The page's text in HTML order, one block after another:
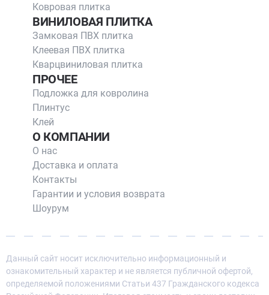
Ковровая плитка
ВИНИЛОВАЯ ПЛИТКА
Замковая ПВХ плитка
Клеевая ПВХ плитка
Кварцвиниловая плитка
ПРОЧЕЕ
Подложка для ковролина
Плинтус
Клей
О КОМПАНИИ
О нас
Доставка и оплата
Контакты
Гарантии и условия возврата
Шоурум
Данный сайт носит исключительно информационный и
ознакомительный характер и не является публичной офертой,
определяемой положениями Статьи 437 Гражданского кодекса